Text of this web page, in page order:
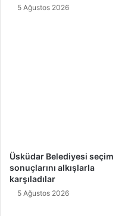
5 Ağustos 2026
Üsküdar Belediyesi seçim
sonuçlarını alkışlarla
karşıladılar
5 Ağustos 2026